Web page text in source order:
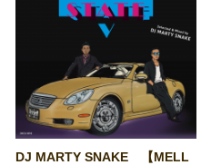
DJ MARTY SNAKE 【MELL